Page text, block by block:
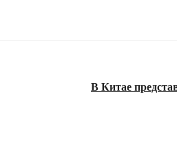
В Китае